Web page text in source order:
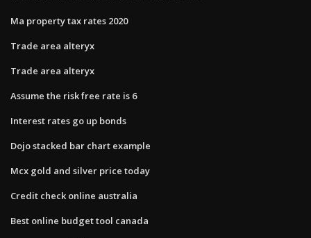
Ma property tax rates 2020
Trade area alteryx
Trade area alteryx
Assume the risk free rate is 6
Interest rates go up bonds
Dojo stacked bar chart example
Mcx gold and silver price today
Credit check online australia
Best online budget tool canada